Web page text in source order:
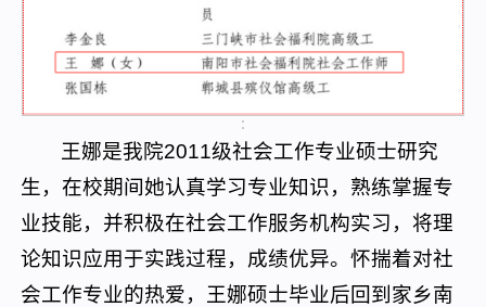
王娜是我院2011级社会工作专业硕士研究
生，在校期间她认真学习专业知识，熟练掌握专
业技能，并积极在社会工作服务机构实习，将理
论知识应用于实践过程，成绩优异。怀揣着对社
会工作专业的热爱，王娜硕士毕业后回到家乡南